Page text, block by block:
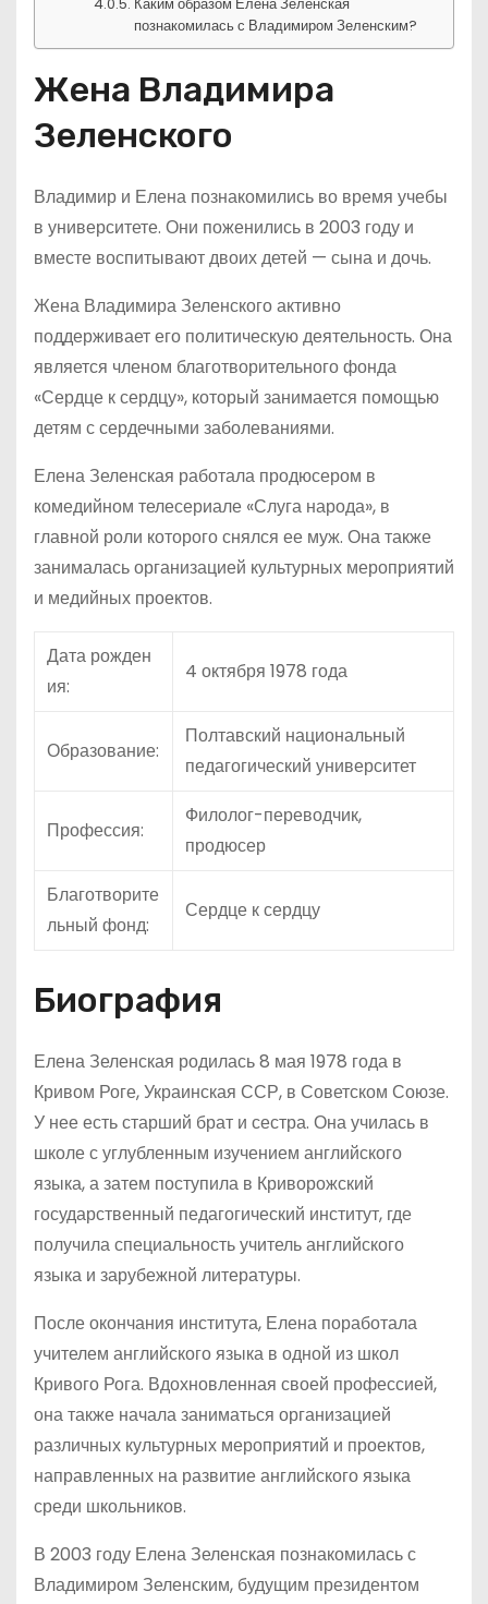
познакомилась с Владимиром Зеленским?
Жена Владимира
Зеленского
Владимир и Елена познакомились во время учебы
в университете. Они поженились в 2003 году и
вместе воспитывают двоих детей — сына и дочь.
Жена Владимира Зеленского активно
поддерживает его политическую деятельность. Она
является членом благотворительного фонда
«Сердце к сердцу», который занимается помощью
детям с сердечными заболеваниями.
Елена Зеленская работала продюсером в
комедийном телесериале «Слуга народа», в
главной роли которого снялся ее муж. Она также
занималась организацией культурных мероприятий
и медийных проектов.
Дата рожден
ия:
4 октября 1978 года
Образование:
Полтавский национальный
педагогический университет
Профессия:
Филолог-переводчик,
продюсер
Благотворите
льный фонд:
Сердце к сердцу
Биография
Елена Зеленская родилась 8 мая 1978 года в
Кривом Роге, Украинская ССР, в Советском Союзе.
У нее есть старший брат и сестра. Она училась в
школе с углубленным изучением английского
языка, а затем поступила в Криворожский
государственный педагогический институт, где
получила специальность учитель английского
языка и зарубежной литературы.
После окончания института, Елена поработала
учителем английского языка в одной из школ
Кривого Рога. Вдохновленная своей профессией,
она также начала заниматься организацией
различных культурных мероприятий и проектов,
направленных на развитие английского языка
среди школьников.
В 2003 году Елена Зеленская познакомилась с
Владимиром Зеленским, будущим президентом